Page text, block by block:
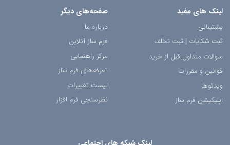
لینک های مفید
پشتیبانی
ثبت شکایات | ثبت تخلف
سوالات متداول قبل از خرید
قوانین و مقررات
ویدئوها
اپلیکیشن فرم ساز
صفحه‌های دیگر
درباره ما
فرم ساز آنلاین
مرکز راهنمایی
تعرفه‌های فرم ساز
لیست تغییرات
نظرسنجی فرم افزار